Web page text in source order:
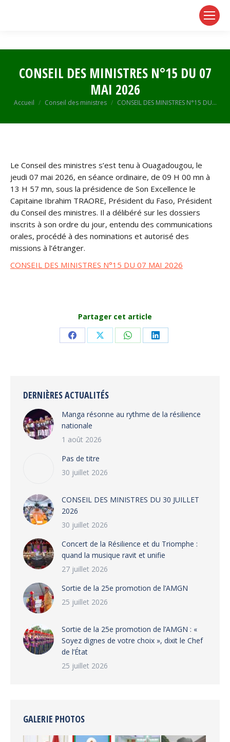
CONSEIL DES MINISTRES N°15 DU 07
MAI 2026
Vous êtes ici :
Accueil Conseil des ministres CONSEIL DES MINISTRES N°15 DU…
Le Conseil des ministres s’est tenu à Ouagadougou, le
jeudi 07 mai 2026, en séance ordinaire, de 09 H 00 mn à
13 H 57 mn, sous la présidence de Son Excellence le
Capitaine Ibrahim TRAORE, Président du Faso, Président
du Conseil des ministres. Il a délibéré sur les dossiers
inscrits à son ordre du jour, entendu des communications
orales, procédé à des nominations et autorisé des
missions à l’étranger.
CONSEIL DES MINISTRES N°15 DU 07 MAI 2026
Partager cet article
Share Share Share Share
DERNIÈRES ACTUALITÉS
Manga résonne au rythme de la résilience
nationale
1 août 2026
Pas de titre
30 juillet 2026
CONSEIL DES MINISTRES DU 30 JUILLET
2026
30 juillet 2026
‎​Concert de la Résilience et du Triomphe :
quand la musique ravit et unifie
27 juillet 2026
‎Sortie de la 25e promotion de l’AMGN
25 juillet 2026
‎Sortie de la 25e promotion de l’AMGN : «
Soyez dignes de votre choix », dixit le Chef
de l’État
25 juillet 2026
GALERIE PHOTOS